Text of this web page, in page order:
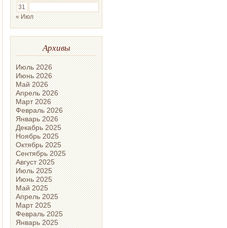
31
« Июл
Архивы
Июль 2026
Июнь 2026
Май 2026
Апрель 2026
Март 2026
Февраль 2026
Январь 2026
Декабрь 2025
Ноябрь 2025
Октябрь 2025
Сентябрь 2025
Август 2025
Июль 2025
Июнь 2025
Май 2025
Апрель 2025
Март 2025
Февраль 2025
Январь 2025